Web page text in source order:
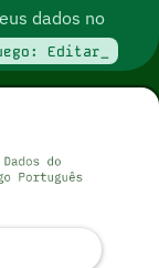
dados no
Editar_